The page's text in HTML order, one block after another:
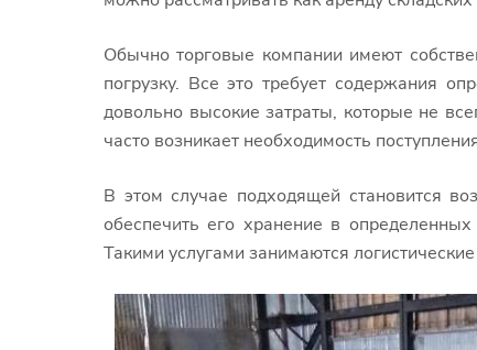
Обычно торговые компании имеют
погрузку. Все это требует содержания
довольно высокие затраты, которые не
часто возникает необходимость
В этом случае подходящей становится
обеспечить его хранение в определенных
Такими услугами занимаются